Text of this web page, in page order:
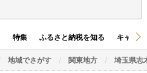
特集 ふるさと納税を知る キャン
地域でさがす 関東地方 埼玉県志